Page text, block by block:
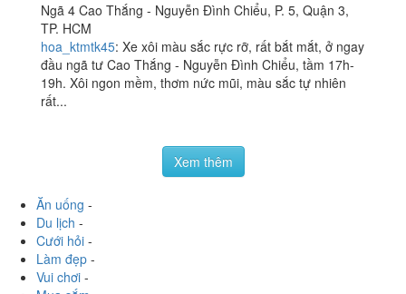
Ngã 4 Cao Thắng - Nguyễn Đình Chiểu, P. 5, Quận 3,
TP. HCM
hoa_ktmtk45: Xe xôi màu sắc rực rỡ, rất bắt mắt, ở ngay
đầu ngã tư Cao Thắng - Nguyễn Đình Chiểu, tầm 17h-
19h. Xôi ngon mềm, thơm nức mũi, màu sắc tự nhiên
rất...
Xem thêm
Ăn uống -
Du lịch -
Cưới hỏi -
Làm đẹp -
Vui chơi -